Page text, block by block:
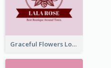
Graceful Flowers Logo In Round Shape